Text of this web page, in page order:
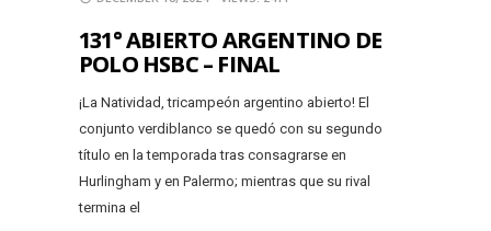
131° ABIERTO ARGENTINO DE
POLO HSBC – FINAL
¡La Natividad, tricampeón argentino abierto! El
conjunto verdiblanco se quedó con su segundo
título en la temporada tras consagrarse en
Hurlingham y en Palermo; mientras que su rival
termina el